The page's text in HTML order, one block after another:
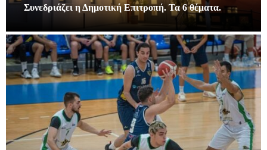
Συνεδριάζει η Δημοτική Επιτροπή. Τα 6 θέματα.